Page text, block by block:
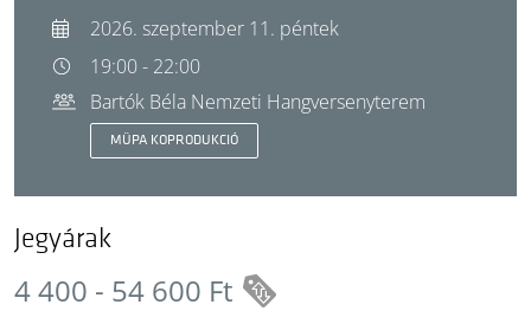
2026. szeptember 11. péntek
19:00 - 22:00
Bartók Béla Nemzeti Hangversenyterem
MÜPA KOPRODUKCIÓ
Jegyárak
4 400 - 54 600 Ft